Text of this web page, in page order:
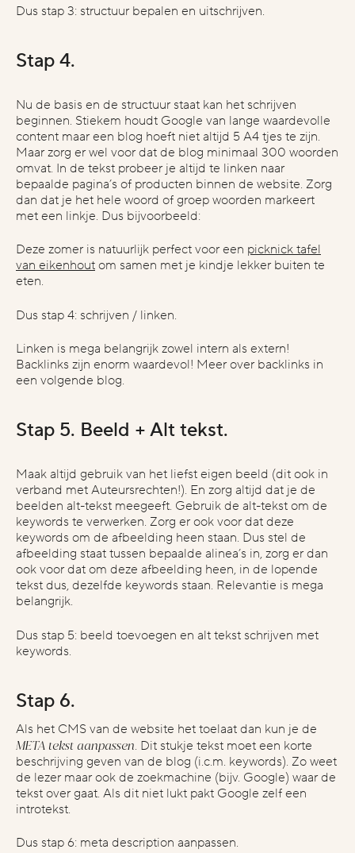
Dus stap 3: structuur bepalen en uitschrijven.
Stap 4.
Nu de basis en de structuur staat kan het schrijven
beginnen. Stiekem houdt Google van lange waardevolle
content maar een blog hoeft niet altijd 5 A4 tjes te zijn.
Maar zorg er wel voor dat de blog minimaal 300 woorden
omvat. In de tekst probeer je altijd te linken naar
bepaalde pagina’s of producten binnen de website. Zorg
dan dat je het hele woord of groep woorden markeert
met een linkje. Dus bijvoorbeeld:
Deze zomer is natuurlijk perfect voor een picknick tafel
van eikenhout om samen met je kindje lekker buiten te
eten.
Dus stap 4: schrijven / linken.
Linken is mega belangrijk zowel intern als extern!
Backlinks zijn enorm waardevol! Meer over backlinks in
een volgende blog.
Stap 5. Beeld + Alt tekst.
Maak altijd gebruik van het liefst eigen beeld (dit ook in
verband met Auteursrechten!). En zorg altijd dat je de
beelden alt-tekst meegeeft. Gebruik de alt-tekst om de
keywords te verwerken. Zorg er ook voor dat deze
keywords om de afbeelding heen staan. Dus stel de
afbeelding staat tussen bepaalde alinea’s in, zorg er dan
ook voor dat om deze afbeelding heen, in de lopende
tekst dus, dezelfde keywords staan. Relevantie is mega
belangrijk.
Dus stap 5: beeld toevoegen en alt tekst schrijven met
keywords.
Stap 6.
Als het CMS van de website het toelaat dan kun je de
META tekst aanpassen. Dit stukje tekst moet een korte
beschrijving geven van de blog (i.c.m. keywords). Zo weet
de lezer maar ook de zoekmachine (bijv. Google) waar de
tekst over gaat. Als dit niet lukt pakt Google zelf een
introtekst.
Dus stap 6: meta description aanpassen.